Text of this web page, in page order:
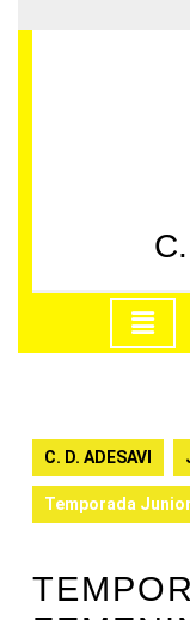
al
C. D. ADESAVI
Temporada